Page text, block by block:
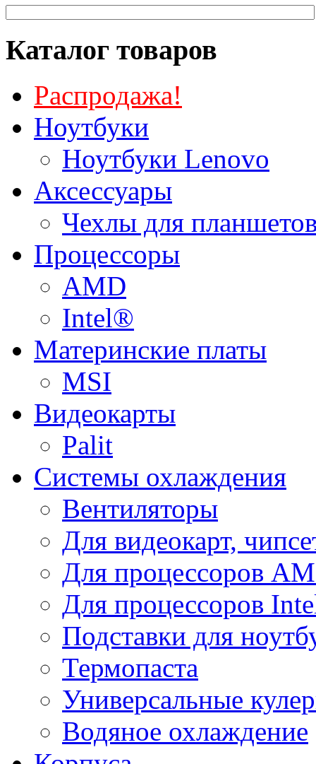
Каталог товаров
Распродажа!
Ноутбуки
Ноутбуки Lenovo
Аксессуары
Чехлы для
Процессоры
AMD
Intel®
Материнские платы
MSI
Видеокарты
Palit
Системы охлаждения
Вентиляторы
Для видеокарт,
Для процессоров
Для процессоров
Подставки для
Термопаста
Универсальные
Водяное охлаждение